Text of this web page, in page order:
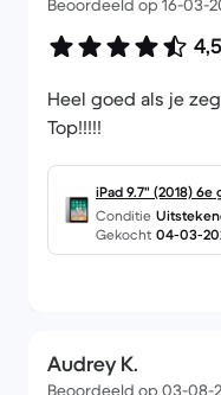
Beoordeeld op 16-03-
Heel goed als je
Top!!!!!
iPad 9.7" (2018)
Conditie
Gekocht 04-03-
Audrey K.
Beoordeeld op 03-08-